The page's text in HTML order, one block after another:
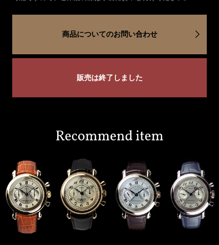
商品についてのお問い合わせ
販売は終了しました